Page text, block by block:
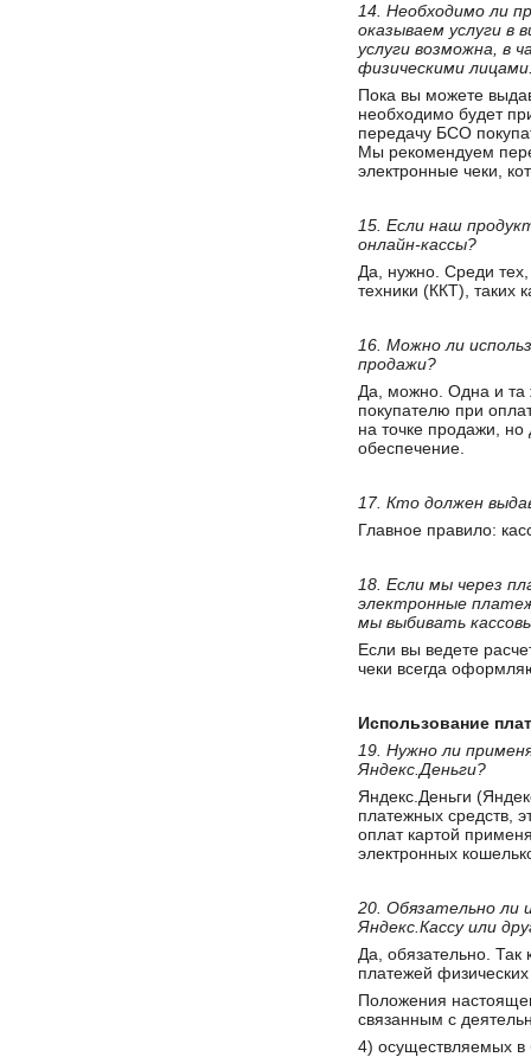
14. Необходимо ли
оказываем услуги
услуги возможна, в
физическими
Пока вы можете
необходимо будет
передачу БСО
Мы рекомендуем
электронные чеки,
15. Если наш
онлайн-кассы?
Да, нужно. Среди
техники (ККТ), таких
16. Можно ли
продажи?
Да, можно. Одна и та
покупателю при
на точке продажи, но
обеспечение.
17. Кто должен
Главное правило:
18. Если мы через
электронные
мы выбивать
Если вы ведете
чеки всегда
Использование
19. Нужно ли
Яндекс.Деньги?
Яндекс.Деньги
платежных средств,
оплат картой
электронных
20. Обязательно ли
Яндекс.Кассу или
Да, обязательно.
платежей
Положения
связанным с
4) осуществляемых в